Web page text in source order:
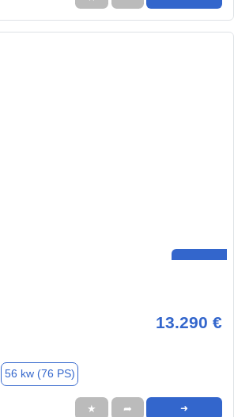
13.290 €
56 kw (76 PS)
★ ➦ ➜